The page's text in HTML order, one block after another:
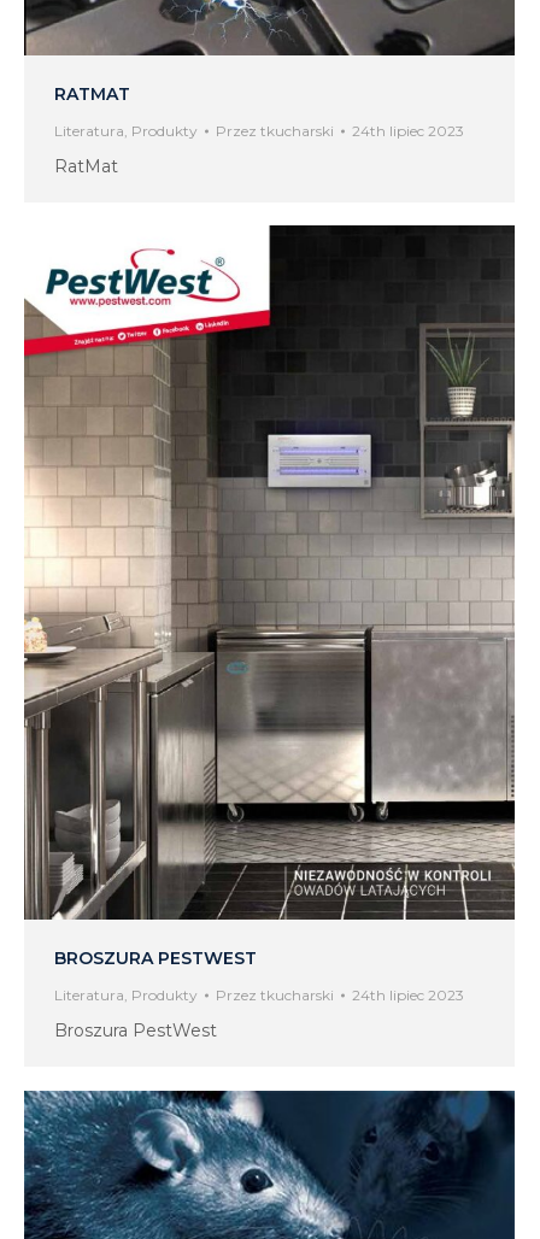
RATMAT
Literatura Produkty Przez tkucharski 24th lipiec 2023
RatMat
BROSZURA PESTWEST
Literatura Produkty Przez tkucharski 24th lipiec 2023
Broszura PestWest